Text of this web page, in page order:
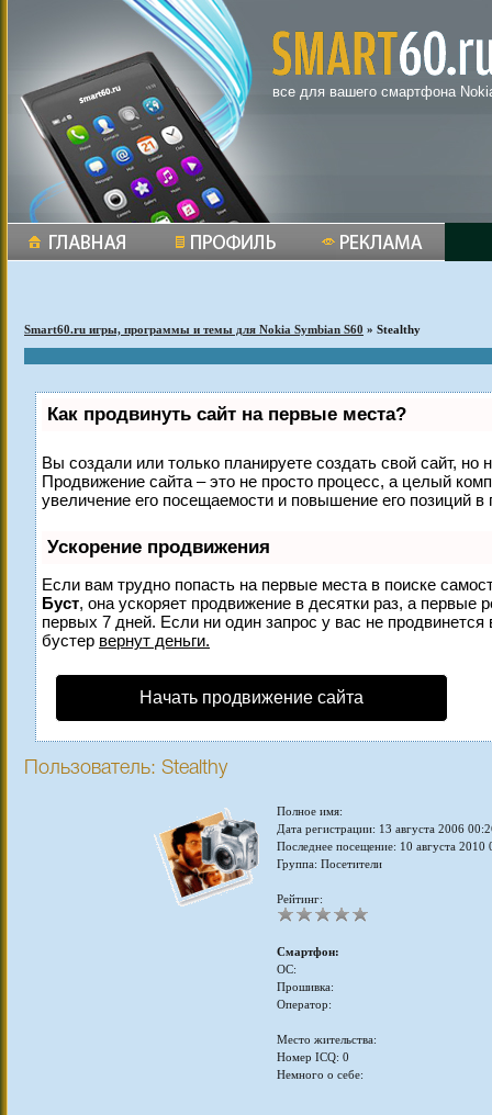
все для вашего смартфона
Smart60.ru игры, программы и темы для Nokia Symbian S60 » Stealthy
Как продвинуть сайт на первые места?
Вы создали или только планируете создать свой сайт, но
Продвижение сайта – это не просто процесс, а целый
увеличение его посещаемости и повышение его позиций в
Ускорение продвижения
Если вам трудно попасть на первые места в поиске
Буст, она ускоряет продвижение в десятки раз, а первые
первых 7 дней. Если ни один запрос у вас не
бустер вернут деньги.
Начать продвижение сайта
Пользователь: Stealthy
Полное имя:
Дата регистрации: 13 августа 2006
Последнее посещение: 10 августа 2010
Группа: Посетители
Рейтинг:
Смартфон:
ОС:
Прошивка:
Оператор:
Место жительства:
Номер ICQ: 0
Немного о себе: